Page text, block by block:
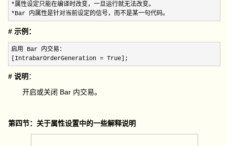
*
*Bar 内属性是针对当前设定的信号，而不是某一句代码。
# 示例：
启用 Bar 内交易：
[IntrabarOrderGeneration = True];
# 说明 ：
开启或关闭 Bar 内交易。
第四节：关于属性设置中的一些解释说明